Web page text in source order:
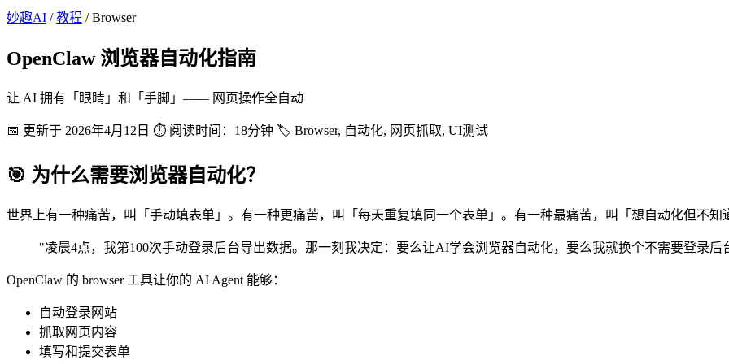
妙趣AI / 教程 / Browser
OpenClaw 浏览器自动化指南
让 AI 拥有「眼睛」和「手脚」—— 网页操作全自动
📅 更新于 2026年4月12日 ⏱️ 阅读时间：18分钟 🏷️ Browser, 自动化, 网页抓取, UI测试
🎯 为什么需要浏览器自动化？
世界上有一种痛苦，叫「手动填表单」。有一种更痛苦，叫「每天重复填同一个表单」。有一种最痛苦，叫「想自动化但不知
"凌晨4点，我第100次手动登录后台导出数据。那一刻我决定：要么让AI学会浏览器自动化，要么我就换个不需要登录后
OpenClaw 的 browser 工具让你的 AI Agent 能够：
自动登录网站
抓取网页内容
填写和提交表单